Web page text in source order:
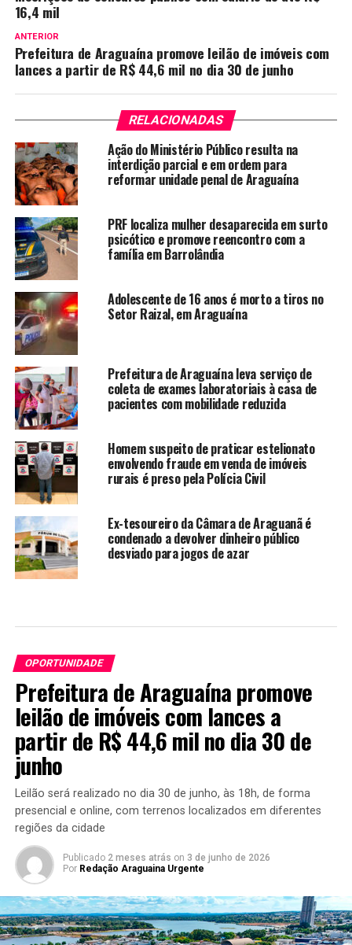
16,4 mil
ANTERIOR
Prefeitura de Araguaína promove leilão de imóveis com
lances a partir de R$ 44,6 mil no dia 30 de junho
RELACIONADAS
Ação do Ministério Público resulta na
interdição parcial e em ordem para
reformar unidade penal de Araguaína
PRF localiza mulher desaparecida em surto
psicótico e promove reencontro com a
família em Barrolândia
Adolescente de 16 anos é morto a tiros no
Setor Raizal, em Araguaína
Prefeitura de Araguaína leva serviço de
coleta de exames laboratoriais à casa de
pacientes com mobilidade reduzida
Homem suspeito de praticar estelionato
envolvendo fraude em venda de imóveis
rurais é preso pela Polícia Civil
Ex-tesoureiro da Câmara de Araguanã é
condenado a devolver dinheiro público
desviado para jogos de azar
OPORTUNIDADE
Prefeitura de Araguaína promove
leilão de imóveis com lances a
partir de R$ 44,6 mil no dia 30 de
junho
Leilão será realizado no dia 30 de junho, às 18h, de forma
presencial e online, com terrenos localizados em diferentes
regiões da cidade
Publicado 2 meses atrás on 3 de junho de 2026
Por Redação Araguaina Urgente